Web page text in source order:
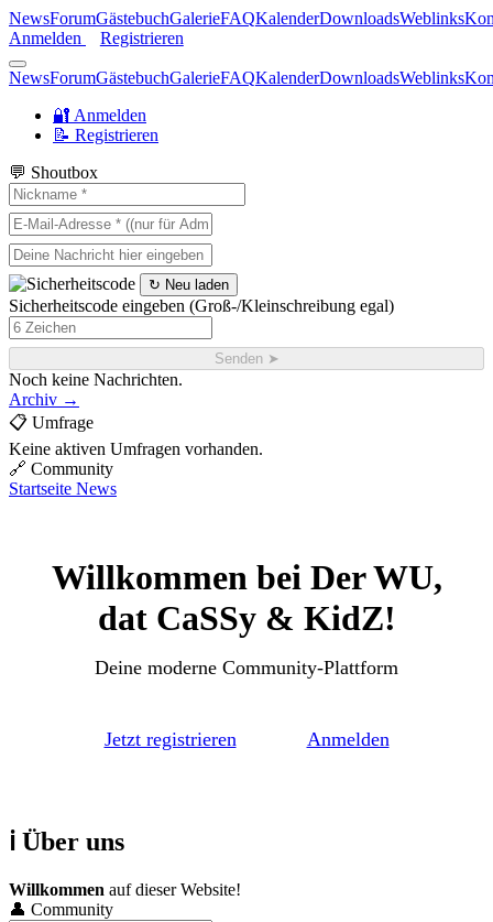
NewsForumGästebuchGalerieFAQKalenderDownloadsWeblinks
Anmelden
Registrieren
NewsForumGästebuchGalerieFAQKalenderDownloadsWeblinks
🔐 Anmelden
📝 Registrieren
💬 Shoutbox
↻ Neu laden
Sicherheitscode eingeben (Groß-/Kleinschreibung egal)
Senden ➤
Noch keine Nachrichten.
Archiv →
📋 Umfrage
Keine aktiven Umfragen vorhanden.
🔗 Community
Startseite News
Willkommen bei Der WU,
dat CaSSy & KidZ!
Deine moderne Community-Plattform
Jetzt registrieren Anmelden
ℹ️ Über uns
Willkommen auf dieser Website!
👤 Community